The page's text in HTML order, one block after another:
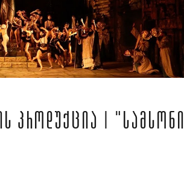
ᲞᲠᲝᲓᲣᲥᲪᲘᲐ | "ᲡᲐᲛᲡᲝᲜᲘ